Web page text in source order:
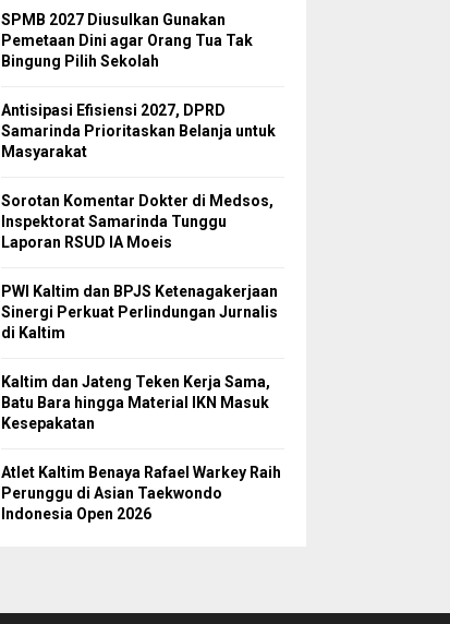
SPMB 2027 Diusulkan Gunakan
Pemetaan Dini agar Orang Tua Tak
Bingung Pilih Sekolah
Antisipasi Efisiensi 2027, DPRD
Samarinda Prioritaskan Belanja untuk
Masyarakat
Sorotan Komentar Dokter di Medsos,
Inspektorat Samarinda Tunggu
Laporan RSUD IA Moeis
PWI Kaltim dan BPJS Ketenagakerjaan
Sinergi Perkuat Perlindungan Jurnalis
di Kaltim
Kaltim dan Jateng Teken Kerja Sama,
Batu Bara hingga Material IKN Masuk
Kesepakatan
Atlet Kaltim Benaya Rafael Warkey Raih
Perunggu di Asian Taekwondo
Indonesia Open 2026